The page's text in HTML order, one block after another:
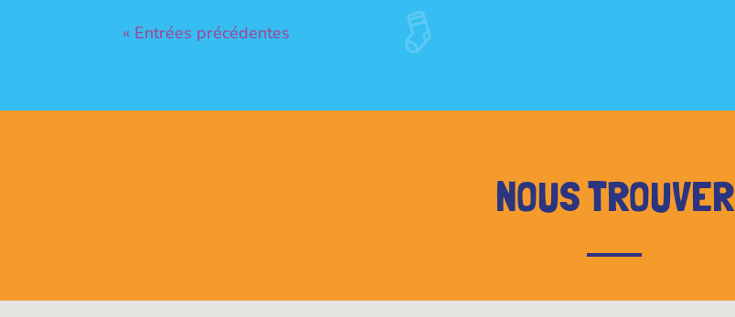
« Entrées précédentes
NOUS TROUVER